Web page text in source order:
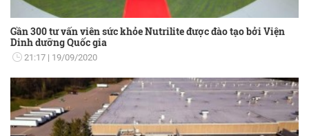
Gần 300 tư vấn viên sức khỏe Nutrilite được đào tạo bởi Viện
Dinh dưỡng Quốc gia
21:17 19/09/2020